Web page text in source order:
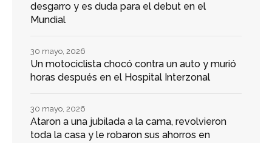
desgarro y es duda para el debut en el
Mundial
Un motociclista chocó contra un auto y murió
horas después en el Hospital Interzonal
30 mayo, 2026
Ataron a una jubilada a la cama, revolvieron
toda la casa y le robaron sus ahorros en
30 mayo, 2026